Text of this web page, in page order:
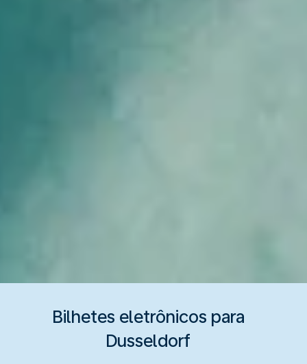
Bilhetes eletrônicos para
Dusseldorf